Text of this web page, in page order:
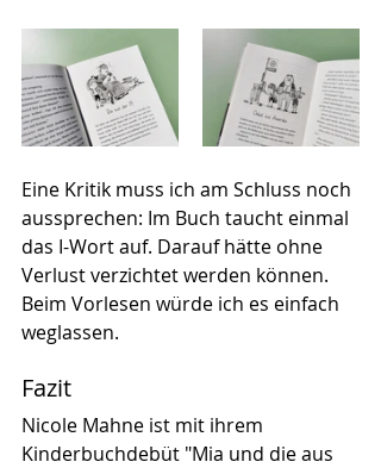
Eine Kritik muss ich am Schluss noch
aussprechen: Im Buch taucht einmal
das I-Wort auf. Darauf hätte ohne
Verlust verzichtet werden können.
Beim Vorlesen würde ich es einfach
weglassen.
Fazit
Nicole Mahne ist mit ihrem
Kinderbuchdebüt "Mia und die aus